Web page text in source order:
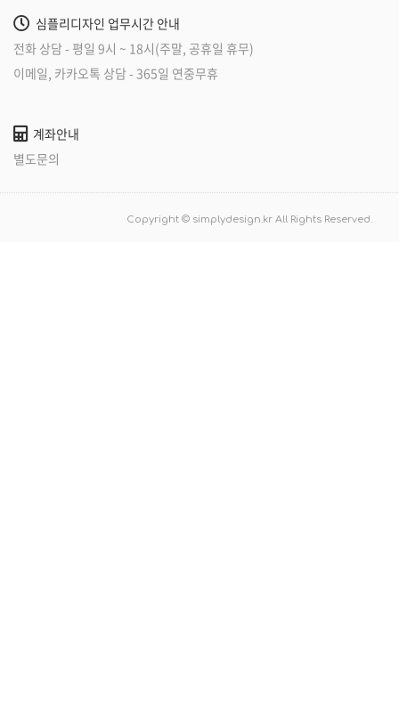
심플리디자인 업무시간 안내
전화 상담 - 평일 9시 ~ 18시(주말, 공휴일 휴무)
이메일, 카카오톡 상담 - 365일 연중무휴
계좌안내
별도문의
Copyright © simplydesign.kr All Rights Reserved.